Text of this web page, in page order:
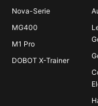
Nova-Serie
MG400
M1 Pro
DOBOT X-Trainer